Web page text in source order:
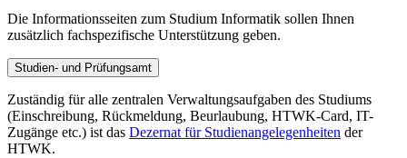
Die Informationsseiten zum Studium Informatik sollen Ihnen
zusätzlich fachspezifische Unterstützung geben.
Studien- und Prüfungsamt
Zuständig für alle zentralen Verwaltungsaufgaben des Studiums
(Einschreibung, Rückmeldung, Beurlaubung, HTWK-Card, IT-
Zugänge etc.) ist das Dezernat für Studienangelegenheiten der
HTWK.